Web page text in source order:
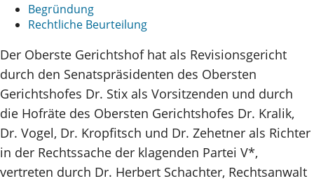
Begründung
Rechtliche Beurteilung
Der Oberste Gerichtshof hat als Revisionsgericht
durch den Senatspräsidenten des Obersten
Gerichtshofes Dr. Stix als Vorsitzenden und durch
die Hofräte des Obersten Gerichtshofes Dr. Kralik,
Dr. Vogel, Dr. Kropfitsch und Dr. Zehetner als Richter
in der Rechtssache der klagenden Partei V*,
vertreten durch Dr. Herbert Schachter, Rechtsanwalt